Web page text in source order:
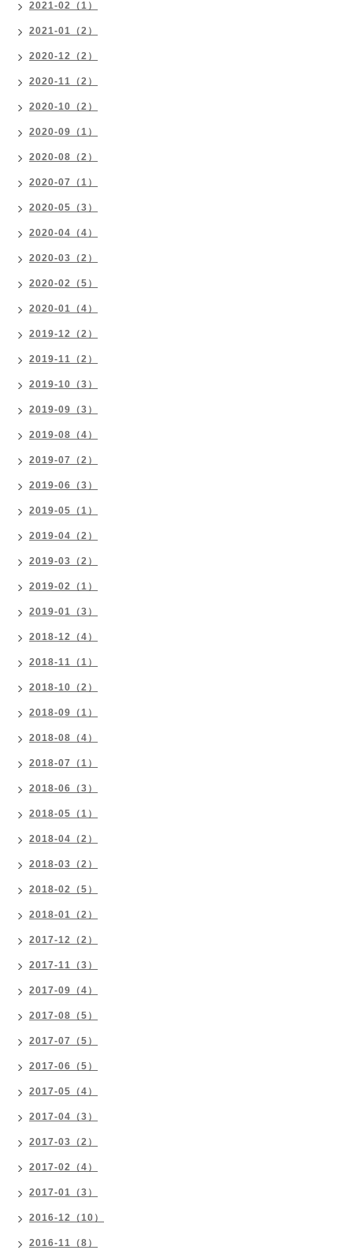
2021-02（1）
2021-01（2）
2020-12（2）
2020-11（2）
2020-10（2）
2020-09（1）
2020-08（2）
2020-07（1）
2020-05（3）
2020-04（4）
2020-03（2）
2020-02（5）
2020-01（4）
2019-12（2）
2019-11（2）
2019-10（3）
2019-09（3）
2019-08（4）
2019-07（2）
2019-06（3）
2019-05（1）
2019-04（2）
2019-03（2）
2019-02（1）
2019-01（3）
2018-12（4）
2018-11（1）
2018-10（2）
2018-09（1）
2018-08（4）
2018-07（1）
2018-06（3）
2018-05（1）
2018-04（2）
2018-03（2）
2018-02（5）
2018-01（2）
2017-12（2）
2017-11（3）
2017-09（4）
2017-08（5）
2017-07（5）
2017-06（5）
2017-05（4）
2017-04（3）
2017-03（2）
2017-02（4）
2017-01（3）
2016-12（10）
2016-11（8）